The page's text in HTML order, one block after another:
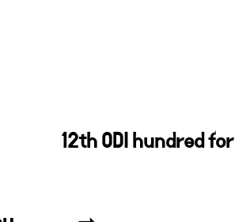
12th ODI hundred for